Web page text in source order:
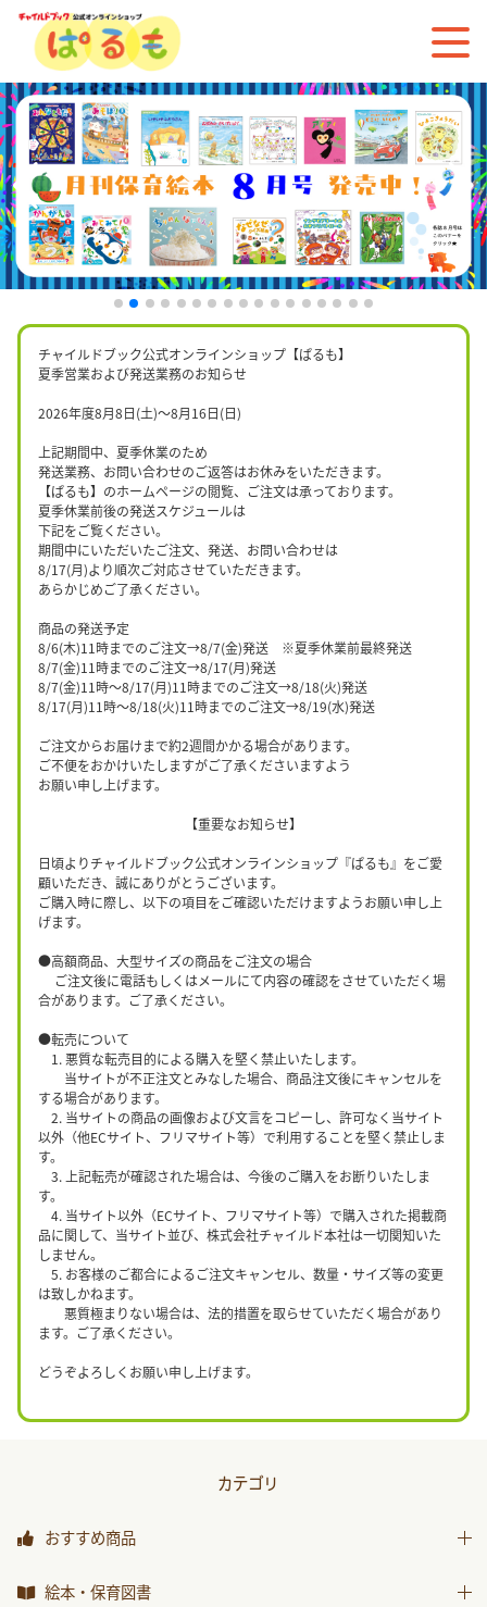
チャイルドブック公式オンラインショップ【ぱるも】
夏季営業および発送業務のお知らせ
2026年度8月8日(土)〜8月16日(日)
上記期間中、夏季休業のため
発送業務、お問い合わせのご返答はお休みをいただきます。
【ぱるも】のホームページの閲覧、ご注文は承っております。
夏季休業前後の発送スケジュールは
下記をご覧ください。
期間中にいただいたご注文、発送、お問い合わせは
8/17(月)より順次ご対応させていただきます。
あらかじめご了承ください。
商品の発送予定
8/6(木)11時までのご注文→8/7(金)発送 ※夏季休業前最終発送
8/7(金)11時までのご注文→8/17(月)発送
8/7(金)11時〜8/17(月)11時までのご注文→8/18(火)発送
8/17(月)11時〜8/18(火)11時までのご注文→8/19(水)発送
ご注文からお届けまで約2週間かかる場合があります。
ご不便をおかけいたしますがご了承くださいますよう
お願い申し上げます。
【重要なお知らせ】
日頃よりチャイルドブック公式オンラインショップ『ぱるも』をご愛
顧いただき、誠にありがとうございます。
ご購入時に際し、以下の項目をご確認いただけますようお願い申し上
げます。
●高額商品、大型サイズの商品をご注文の場合
ご注文後に電話もしくはメールにて内容の確認をさせていただく場
合があります。ご了承ください。
●転売について
1. 悪質な転売目的による購入を堅く禁止いたします。
当サイトが不正注文とみなした場合、商品注文後にキャンセルを
する場合があります。
2. 当サイトの商品の画像および文言をコピーし、許可なく当サイト
以外（他ECサイト、フリマサイト等）で利用することを堅く禁止しま
す。
3. 上記転売が確認された場合は、今後のご購入をお断りいたしま
す。
4. 当サイト以外（ECサイト、フリマサイト等）で購入された掲載商
品に関して、当サイト並び、株式会社チャイルド本社は一切関知いた
しません。
5. お客様のご都合によるご注文キャンセル、数量・サイズ等の変更
は致しかねます。
悪質極まりない場合は、法的措置を取らせていただく場合があり
ます。ご了承ください。
どうぞよろしくお願い申し上げます。
カテゴリ
おすすめ商品
おすすめ商品
絵本・保育図書